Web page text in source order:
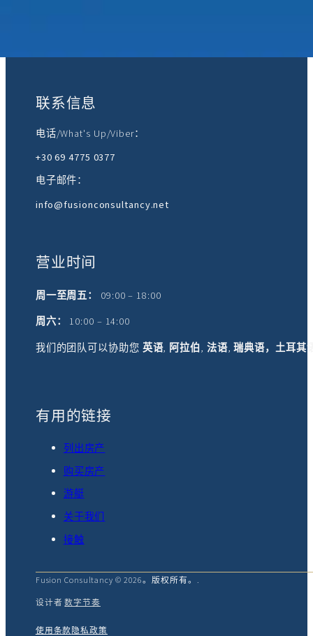
联系信息
电话/What's Up/Viber：
+30 69 4775 0377
电子邮件：
info@fusionconsultancy.net
营业时间
周一至周五：
09:00 – 18:00
周六：
10:00 – 14:00
我们的团队可以协助您 英语, 阿拉伯, 法语,瑞典语，土耳其
有用的链接
列出房产
购买房产
游艇
关于我们
接触
Fusion Consultancy © 2026。版权所有。.
设计者数字节奏
使用条款隐私政策